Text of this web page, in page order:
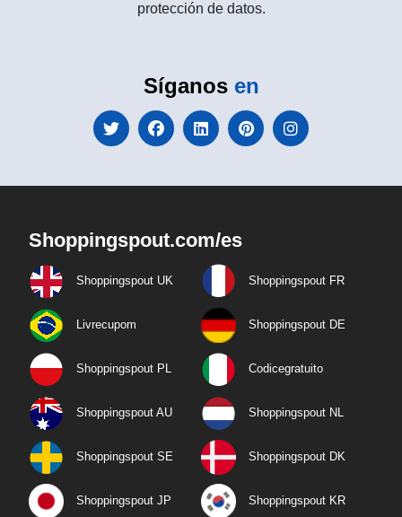
protección de datos.
Síganos en
Shoppingspout.com/es
Shoppingspout UK Shoppingspout FR
Livrecupom Shoppingspout DE
Shoppingspout PL Codicegratuito
Shoppingspout AU Shoppingspout NL
Shoppingspout SE Shoppingspout DK
Shoppingspout JP Shoppingspout KR